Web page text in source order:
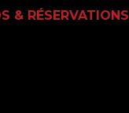
& RÉSERVATIONS